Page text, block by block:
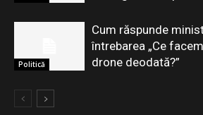
Politică
Cum răspunde
întrebarea „Ce
drone deodată?”